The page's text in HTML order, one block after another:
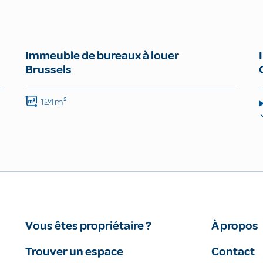
Immeuble de bureaux à louer
Brussels
124m²
Vous êtes propriétaire ?
Trouver un espace
À propos
Contact